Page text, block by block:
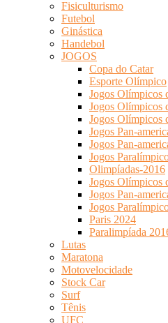
Fisiculturismo
Futebol
Ginástica
Handebol
JOGOS
Copa do Catar
Esporte Olímpico
Jogos Olímpicos
Jogos Olímpicos
Jogos Olímpicos
Jogos Pan-
Jogos Pan-
Jogos
Olimpíadas-2016
Jogos Olímpicos
Jogos Pan-
Jogos
Paris 2024
Paralimpíada
Lutas
Maratona
Motovelocidade
Stock Car
Surf
Tênis
UFC